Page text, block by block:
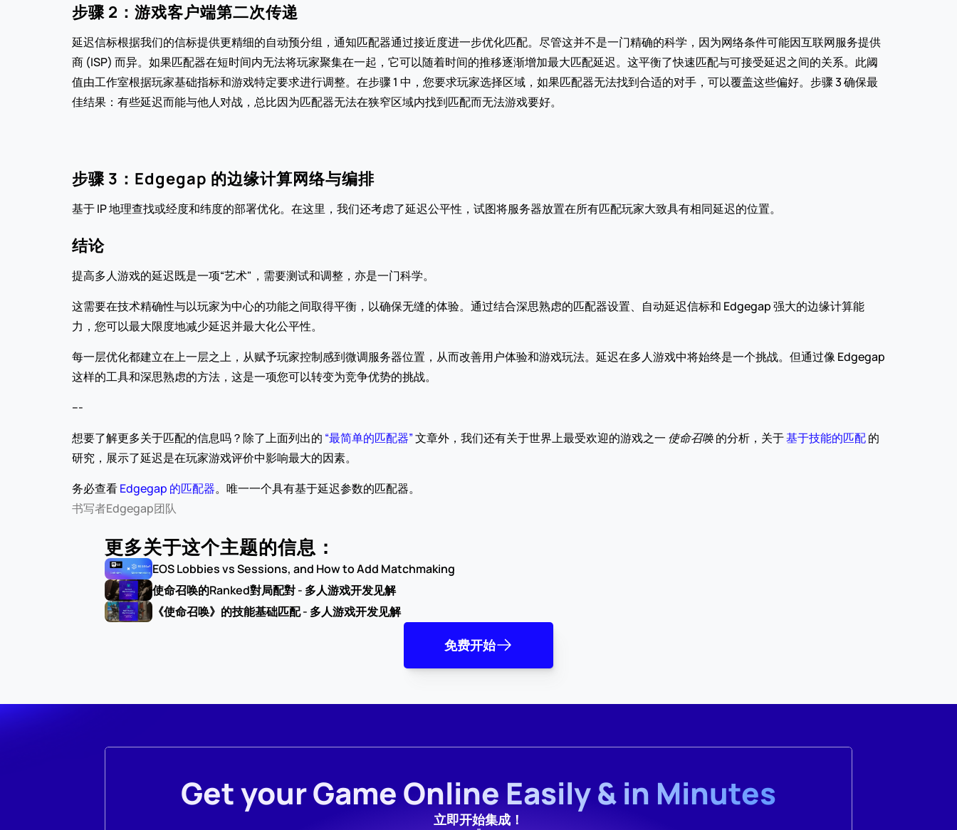
步骤 2：游戏客户端第二次传递
延迟信标根据我们的信标提供更精细的自动预分组，通知匹配器通过接近度进一步优化匹配。尽管这并不是一门精确的科学，因为网络条件可能因互联网服务提供
商 (ISP) 而异。如果匹配器在短时间内无法将玩家聚集在一起，它可以随着时间的推移逐渐增加最大匹配延迟。这平衡了快速匹配与可接受延迟之间的关系。此阈
值由工作室根据玩家基础指标和游戏特定要求进行调整。在步骤 1 中，您要求玩家选择区域，如果匹配器无法找到合适的对手，可以覆盖这些偏好。步骤 3 确保最
佳结果：有些延迟而能与他人对战，总比因为匹配器无法在狭窄区域内找到匹配而无法游戏要好。
步骤 3：Edgegap 的边缘计算网络与编排
基于 IP 地理查找或经度和纬度的部署优化。在这里，我们还考虑了延迟公平性，试图将服务器放置在所有匹配玩家大致具有相同延迟的位置。
结论
提高多人游戏的延迟既是一项“艺术"，需要测试和调整，亦是一门科学。
这需要在技术精确性与以玩家为中心的功能之间取得平衡，以确保无缝的体验。通过结合深思熟虑的匹配器设置、自动延迟信标和 Edgegap 强大的边缘计算能
力，您可以最大限度地减少延迟并最大化公平性。
每一层优化都建立在上一层之上，从赋予玩家控制感到微调服务器位置，从而改善用户体验和游戏玩法。延迟在多人游戏中将始终是一个挑战。但通过像 Edgegap
这样的工具和深思熟虑的方法，这是一项您可以转变为竞争优势的挑战。
---
想要了解更多关于匹配的信息吗？除了上面列出的 “最简单的匹配器” 文章外，我们还有关于世界上最受欢迎的游戏之一 使命召唤 的分析，关于 基于技能的匹配 的
研究，展示了延迟是在玩家游戏评价中影响最大的因素。
务必查看 Edgegap 的匹配器。唯一一个具有基于延迟参数的匹配器。
书写者Edgegap团队
更多关于这个主题的信息：
EOS Lobbies vs Sessions, and How to Add Matchmaking
使命召唤的Ranked對局配對 - 多人游戏开发见解
《使命召唤》的技能基础匹配 - 多人游戏开发见解
免费开始
Get your Game Online Easily & in Minutes
立即开始集成！